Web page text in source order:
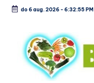
do 6 aug. 2026- 6:32:56 PM